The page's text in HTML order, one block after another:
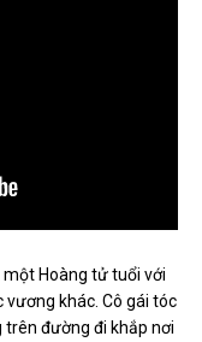
một Hoàng tử tuổi với
khác. Cô gái tóc
trên đường đi khắp nơi